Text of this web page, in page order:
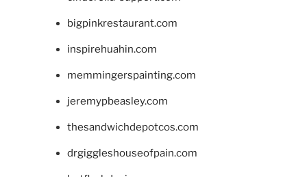
bigpinkrestaurant.com
inspirehuahin.com
memmingerspainting.com
jeremypbeasley.com
thesandwichdepotcos.com
drgiggleshouseofpain.com